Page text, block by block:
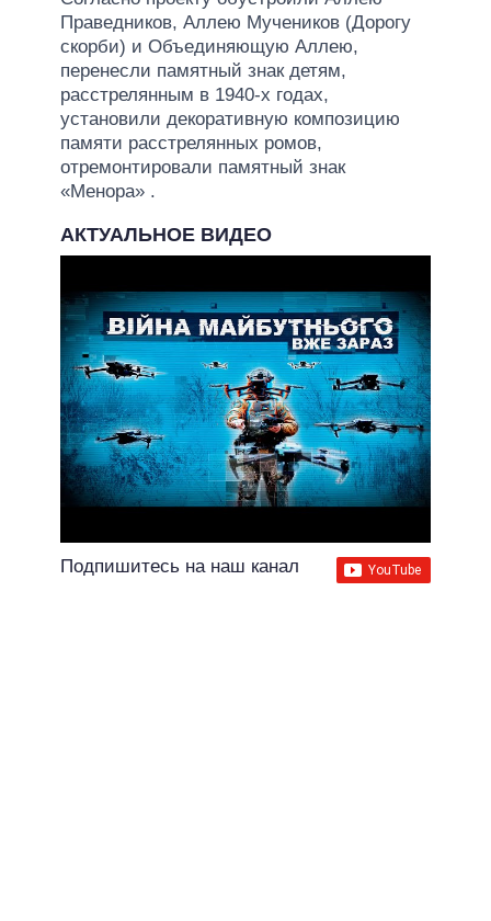
Праведников, Аллею Мучеников (Дорогу
скорби) и Объединяющую Аллею,
перенесли памятный знак детям,
расстрелянным в 1940-х годах,
установили декоративную композицию
памяти расстрелянных ромов,
отремонтировали памятный знак
«Менора» .
АКТУАЛЬНОЕ ВИДЕО
Подпишитесь на наш канал